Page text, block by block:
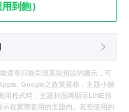
到飽）
選單只能呈現系統預設的圖示，可
Google之政策規格，主題小舖
用程式時，主題封面將顯示LINE預
在實際套用的主題內。若您使用的